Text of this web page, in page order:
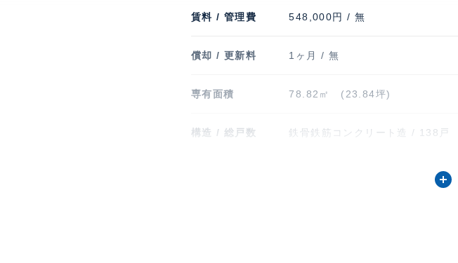
賃料 / 管理費 548,000円 / 無
償却 / 更新料 1ヶ月 / 無
専有面積 78.82㎡ (23.84坪)
構造 / 総戸数 鉄骨鉄筋コンクリート造 / 138戸